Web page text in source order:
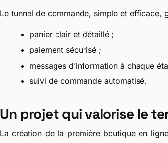
Le tunnel de commande, simple et efficace,
panier clair et détaillé ;
paiement sécurisé ;
messages d’information à chaque
suivi de commande automatisé.
Un projet qui valorise le
La création de la première boutique en